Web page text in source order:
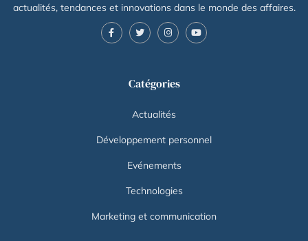
actualités, tendances et innovations dans le monde des affaires.
Catégories
Actualités
Développement personnel
Evénements
Technologies
Marketing et communication